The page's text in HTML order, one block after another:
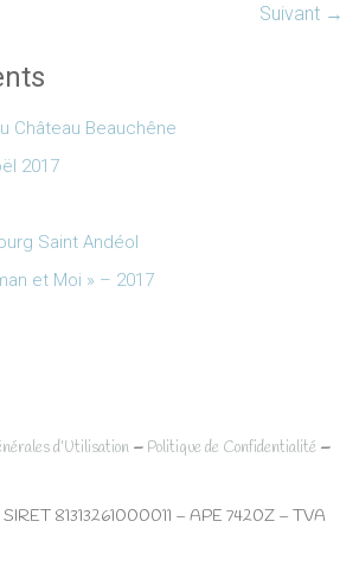
Suivant →
Château Beauchêne
2017
Saint Andéol
et Moi » – 2017
d’Utilisation – Politique de Confidentialité –
81313261000011 – APE 7420Z – TVA